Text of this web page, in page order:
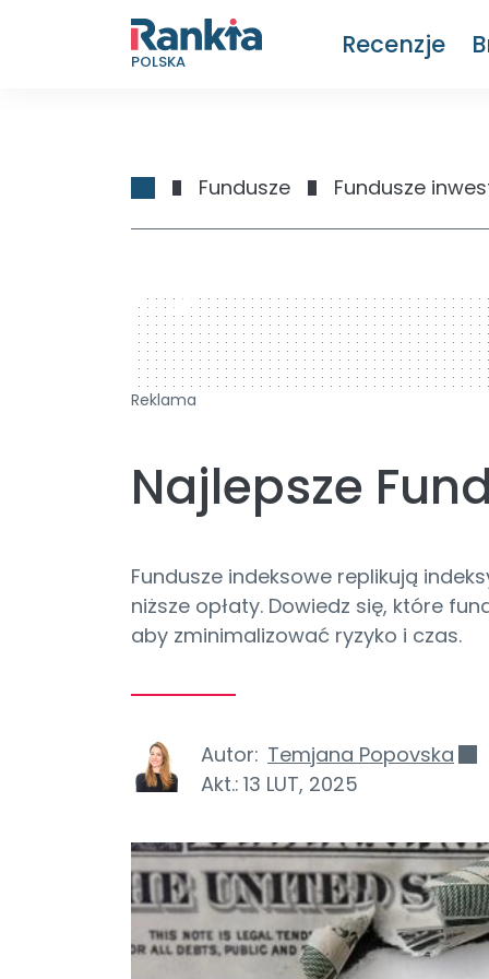
POLSKA
Recenzje
Fundusze Fundusze
728 x 90
Reklama
Najlepsze
Fundusze indeksowe replikują
niższe opłaty. Dowiedz się, które
aby zminimalizować ryzyko i czas.
Autor: Temjana Popovska
Akt.: 13 LUT, 2025